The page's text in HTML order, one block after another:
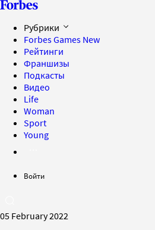
Рубрики
Forbes Games New
Рейтинги
Франшизы
Подкасты
Видео
Life
Woman
Sport
Young
Войти
05 February 2022